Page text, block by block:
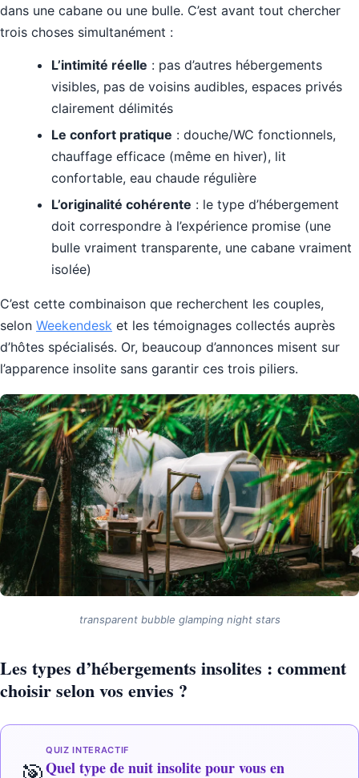
dans une cabane ou une bulle. C’est avant tout chercher
trois choses simultanément :
L’intimité réelle : pas d’autres hébergements
visibles, pas de voisins audibles, espaces privés
clairement délimités
Le confort pratique : douche/WC fonctionnels,
chauffage efficace (même en hiver), lit
confortable, eau chaude régulière
L’originalité cohérente : le type d’hébergement
doit correspondre à l’expérience promise (une
bulle vraiment transparente, une cabane vraiment
isolée)
C’est cette combinaison que recherchent les couples,
selon Weekendesk et les témoignages collectés auprès
d’hôtes spécialisés. Or, beaucoup d’annonces misent sur
l’apparence insolite sans garantir ces trois piliers.
transparent bubble glamping night stars
Les types d’hébergements insolites : comment
choisir selon vos envies ?
QUIZ INTERACTIF
Quel type de nuit insolite pour vous en